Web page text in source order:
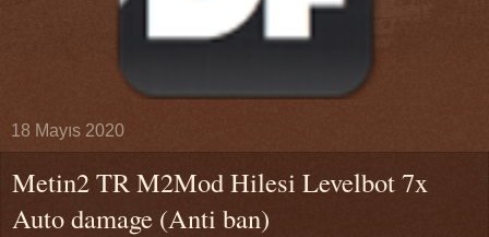
18 Mayıs 2020
Metin2 TR M2Mod Hilesi Levelbot 7x
Auto damage (Anti ban)